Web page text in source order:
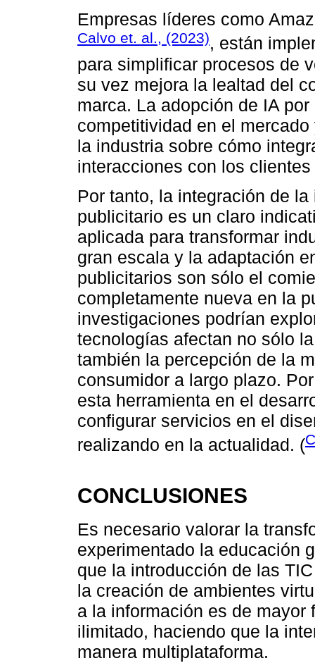
Empresas líderes como
Calvo et. al., (2023), están
para simplificar procesos de
su vez mejora la lealtad del
marca. La adopción de IA
competitividad en el
la industria sobre cómo
interacciones con los
Por tanto, la integración de
publicitario es un claro
aplicada para transformar
gran escala y la adaptación
publicitarios son sólo el
completamente nueva en la
investigaciones podrían
tecnologías afectan no sólo
también la percepción de la
consumidor a largo plazo.
esta herramienta en el
configurar servicios en el
realizando en la actualidad. (
CONCLUSIONES
Es necesario valorar la
experimentado la educación
que la introducción de las
la creación de ambientes
a la información es de
ilimitado, haciendo que la
manera multiplataforma.